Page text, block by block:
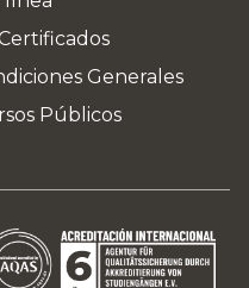
Generales
Públicos